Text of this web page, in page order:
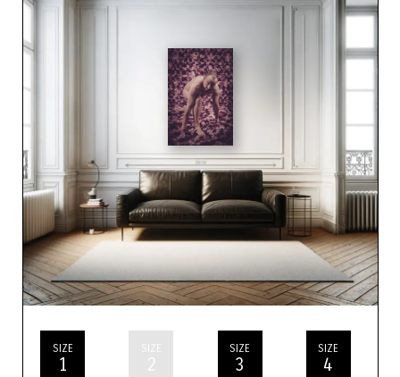
SIZE
1
SIZE
2
SIZE
3
SIZE
4